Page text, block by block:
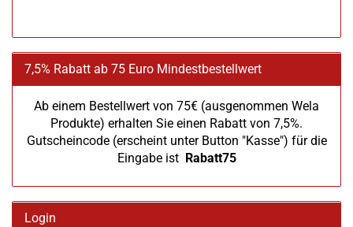
7,5% Rabatt ab 75 Euro Mindestbestellwert
Ab einem Bestellwert von 75€ (ausgenommen Wela
Produkte) erhalten Sie einen Rabatt von 7,5%.
Gutscheincode (erscheint unter Button "Kasse") für die
Eingabe ist Rabatt75
Login